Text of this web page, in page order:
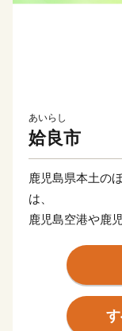
あいらし
姶良市
鹿児島県本土の
は、
鹿児島空港や鹿
人々が移り住ん
「街の住み心地
評価をいただき、
雄大な桜島を眼